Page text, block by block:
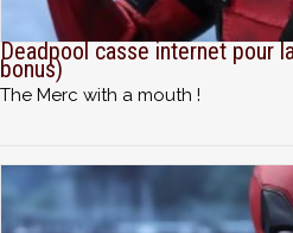
Deadpool casse internet pour
bonus)
The Merc with a mouth !